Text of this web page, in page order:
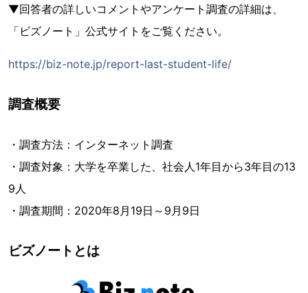
▼回答者の詳しいコメントやアンケート調査の詳細は、
「ビズノート」公式サイトをご覧ください。
https://biz-note.jp/report-last-student-life/
調査概要
・調査方法：インターネット調査
・調査対象：大学を卒業した、社会人1年目から3年目の13
9人
・調査期間：2020年8月19日～9月9日
ビズノートとは